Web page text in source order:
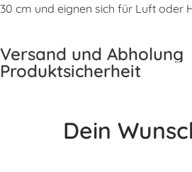
30 cm und eignen sich für Luft oder
Versand und Abholung
Produktsicherheit
Dein